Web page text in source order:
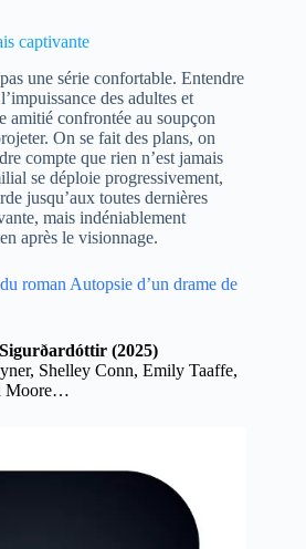
captivante
pas une série confortable. Entendre
des adultes et
amitié confrontée au soupçon
On se fait des plans, on
compte que rien n’est jamais
se déploie progressivement,
jusqu’aux toutes dernières
mais indéniablement
après le visionnage.
roman Autopsie d’un drame de
(2025)
Shelley Conn, Emily Taaffe,
Moore…